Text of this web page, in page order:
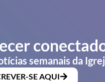
semanais da
SE AQUI